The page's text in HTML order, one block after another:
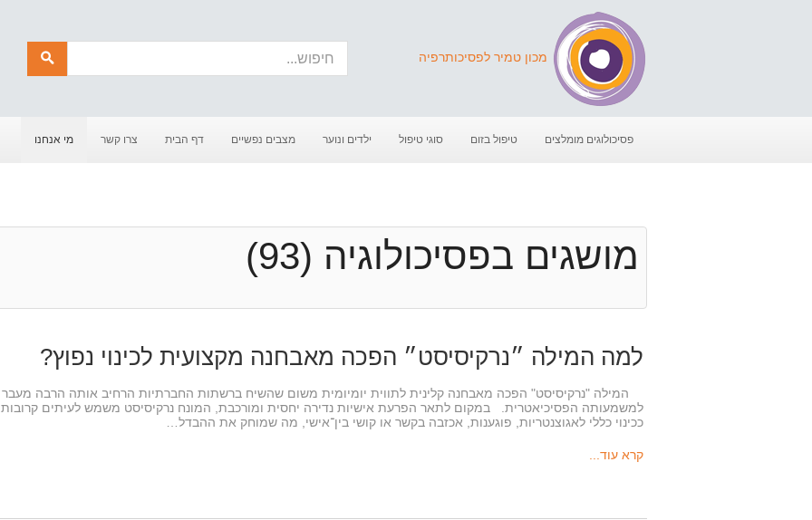
מכון טמיר לפסיכותרפיה
חיפוש
פסיכולוגים מומלצים טיפול בזום סוגי טיפול ילדים ונוער מצבים נפשיים דף הבית צרו קשר מי אנחנו
מושגים בפסיכולוגיה (93)
למה המילה ״נרקיסיסט״ הפכה מאבחנה מקצועית לכינוי נפוץ?
המילה "נרקיסיסט" הפכה מאבחנה קלינית לתווית יומיומית משום שהשיח ברשתות החברתיות הרחיב אותה הרבה מעבר
למשמעותה הפסיכיאטרית. במקום לתאר הפרעת אישיות נדירה יחסית ומורכבת, המונח נרקיסיסט משמש לעיתים קרובות
ככינוי כללי לאגוצנטריות, פוגענות, אכזבה בקשר או קושי בין־אישי, מה שמוחק את ההבדל…
קרא עוד...